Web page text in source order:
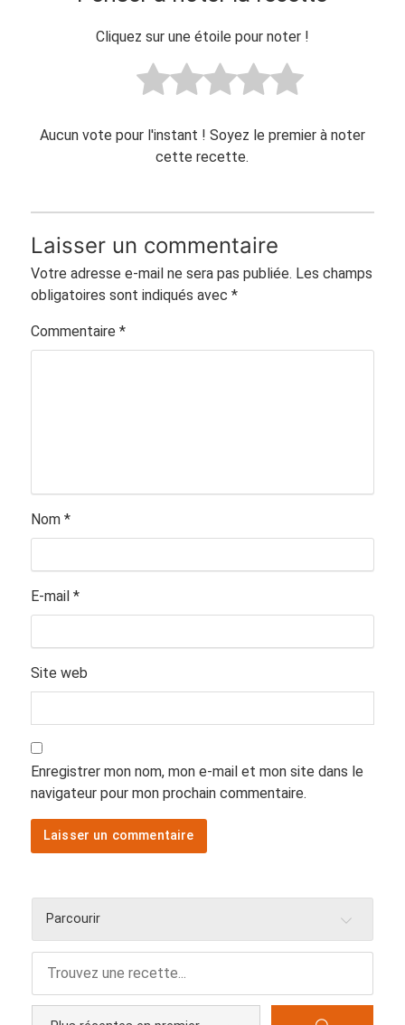
Cliquez sur une étoile pour noter !
Aucun vote pour l'instant ! Soyez le premier à noter
cette recette.
Laisser un commentaire
Votre adresse e-mail ne sera pas publiée. Les champs
obligatoires sont indiqués avec *
Commentaire *
Nom *
E-mail *
Site web
Enregistrer mon nom, mon e-mail et mon site dans le
navigateur pour mon prochain commentaire.
Parcourir